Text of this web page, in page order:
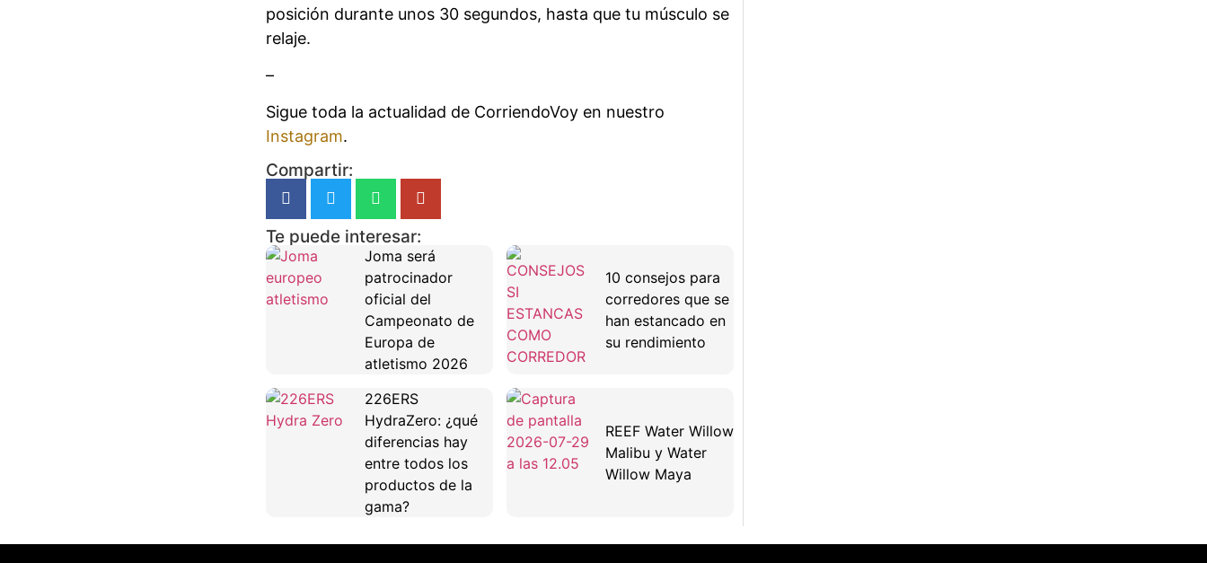
posición durante unos 30 segundos, hasta que tu músculo se
relaje.
–
Sigue toda la actualidad de CorriendoVoy en nuestro
Instagram.
Compartir:
Te puede interesar:
Joma será
patrocinador
oficial del
Campeonato de
Europa de
atletismo 2026
10 consejos para
corredores que se
han estancado en
su rendimiento
226ERS
HydraZero: ¿qué
diferencias hay
entre todos los
productos de la
gama?
REEF Water Willow
Malibu y Water
Willow Maya